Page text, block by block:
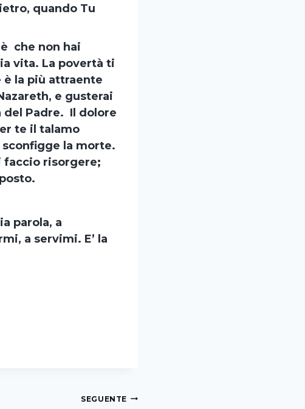
quando Tu
che non hai
vita. La povertà ti
è la più attraente
e gusterai
del Padre. Il dolore
te il talamo
sconfigge la morte.
faccio risorgere;
parola, a
a servimi. E’ la
SEGUENTE